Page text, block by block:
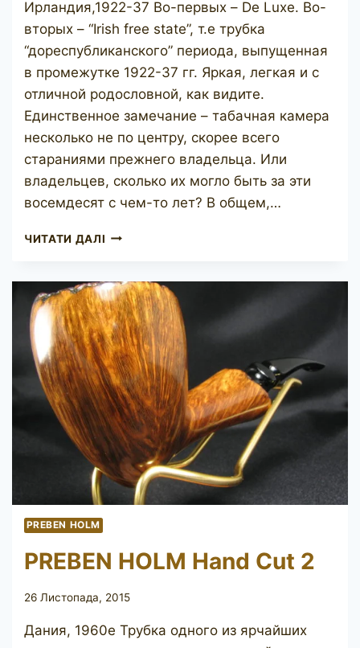
Ирландия,1922-37 Во-первых – De Luxe. Во-
вторых – “Irish free state”, т.е трубка
“дореспубликанского” периода, выпущенная
в промежутке 1922-37 гг. Яркая, легкая и с
отличной родословной, как видите.
Единственное замечание – табачная камера
несколько не по центру, скорее всего
стараниями прежнего владельца. Или
владельцев, сколько их могло быть за эти
восемдесят с чем-то лет? В общем,…
ЧИТАТИ ДАЛІ PETERSON
N/L
458
(IRISH
FREE
STATE)
PREBEN HOLM
PREBEN HOLM Hand Cut 2
26 Листопада, 2015
Дания, 1960е Трубка одного из ярчайших